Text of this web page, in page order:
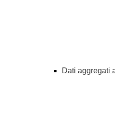
Dati aggregati